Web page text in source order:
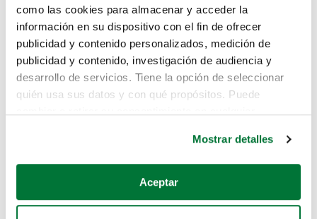
como las cookies para almacenar y acceder la
información en su dispositivo con el fin de ofrecer
publicidad y contenido personalizados, medición de
publicidad y contenido, investigación de audiencia y
desarrollo de servicios. Tiene la opción de seleccionar
quién usa sus datos y con qué propósitos. Puede
Si lo permite, también quisiéramos:
Recopilar información sobre su ubicación geográfica
Mostrar detalles
Aceptar
Lo sentimos, no sabemos como
te hemos traido hasta aquí.
Pero puedes encontrar el coche que estás
buscando en alguno de estos enlaces:
Coches de segunda mano
Coches de km0